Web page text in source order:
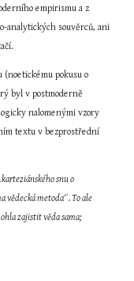
empirismu a z
analytických souvěrců, ani
(noetickému pokusu o
byl v postmoderně
nalomenými vzory
textu v bezprostřední
snu o
metoda‘´. To ale
zajistit věda sama;